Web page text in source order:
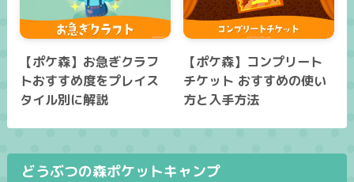
【ポケ森】お急ぎクラフ
トおすすめ度をプレイス
タイル別に解説
【ポケ森】コンプリート
チケット おすすめの使い
方と入手方法
どうぶつの森ポケットキャンプ